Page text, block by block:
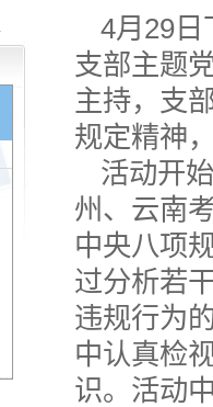
4月29日
支部主题
主持，支
规定精神
活动开
州、云南
中央八项
过分析若
违规行为
中认真检
识。活动